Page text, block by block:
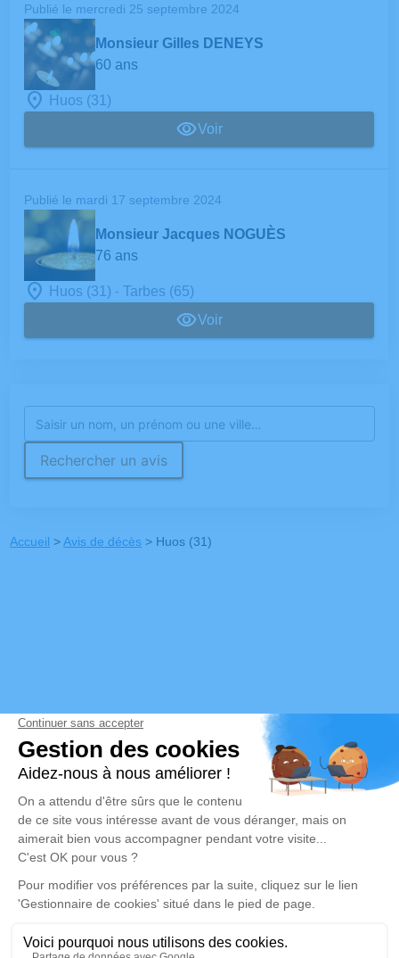
Publié le mercredi 25 septembre 2024
Monsieur Gilles DENEYS
60 ans
Huos (31)
Voir
Publié le mardi 17 septembre 2024
Monsieur Jacques NOGUÈS
76 ans
Huos (31) -Tarbes (65)
Voir
Rechercher un avis
Accueil > Avis de décès > Huos (31)
05 61 94 17 40
Rue de la Pouchette 31210 Clarac
Envoyer un email
Accueil
Organisation Obsèques